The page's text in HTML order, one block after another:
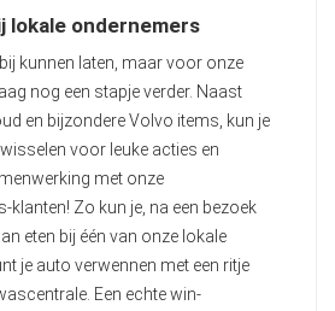
lokale ondernemers
kunnen laten, maar voor onze
nog een stapje verder. Naast
en bijzondere Volvo items, kun je
voor leuke acties en
met onze
klanten! Zo kun je, na een bezoek
eten bij één van onze lokale
je auto verwennen met een ritje
Een echte win-